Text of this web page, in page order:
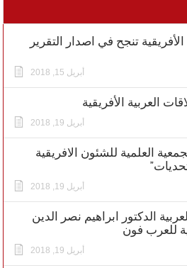
تنجح في اصدار التقرير
أبريل 15, 2018
العربية الأفريقية
أبريل 19, 2018
العلمية للشئون الافريقية
أبريل 19, 2018
الدكتور ابراهيم نصر الدين
للعرب فون
أبريل 19, 2018